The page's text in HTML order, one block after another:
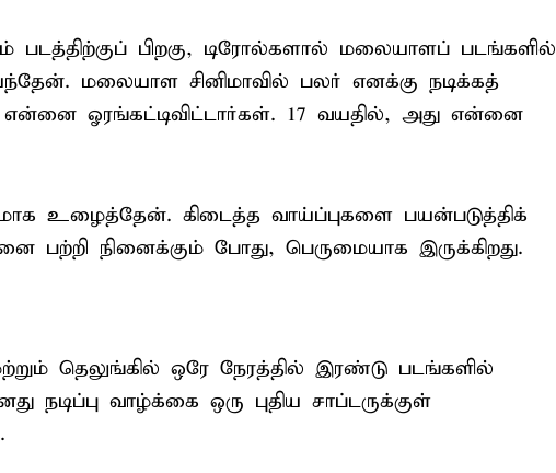
படத்திற்குப் பிறகு, டிரோல்களால் மலையாளப் படங்களில்
மலையாள சினிமாவில் பலர் எனக்கு நடிக்கத்
என்னை ஓரங்கட்டிவிட்டார்கள். 17 வயதில், அது என்னை
உழைத்தேன். கிடைத்த வாய்ப்புகளை பயன்படுத்திக்
நினைக்கும் போது, பெருமையாக இருக்கிறது.
தெலுங்கில் ஒரே நேரத்தில் இரண்டு படங்களில்
நடிப்பு வாழ்க்கை ஒரு புதிய சாப்டருக்குள்